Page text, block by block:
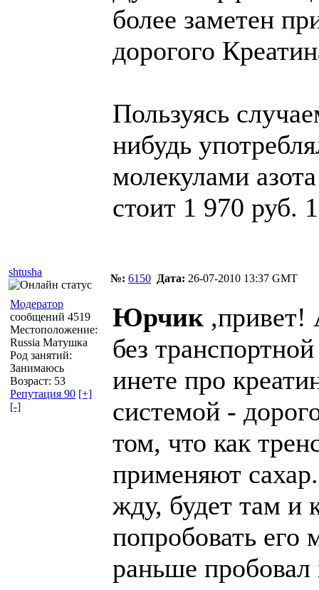
более заметен
дорогого
Пользуясь
нибудь
молекулами
стоит 1 970 руб.
shtusha
№: 6150 Дата: 26-07-2010 13:37 GMT
Модератор
сообщений 4519
Местоположение:
Russia Матушка
Род занятий:
Занимаюсь
Возраст: 53
Репутация 90 [+]
[-]
Юрчик ,привет!
без
инете про
системой -
том, что как
применяют
жду, будет там и
попробовать его
раньше